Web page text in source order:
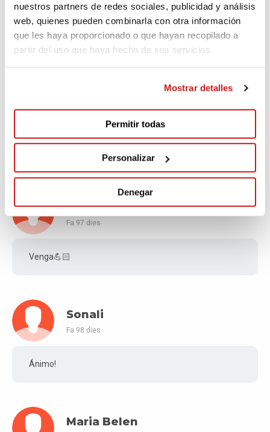
nuestros partners de redes sociales, publicidad y análisis
web, quienes pueden combinarla con otra información
que les haya proporcionado o que hayan recopilado a
partir del uso que haya hecho de sus servicios.
Mostrar detalles
Permitir todas
Personalizar
Denegar
Fa 94 dies
Entreno Jazz 6 de Mayo
MCL
Fa 97 dies
Venga💪🏻
Sonali
Fa 98 dies
Ánimo!
Maria Belen